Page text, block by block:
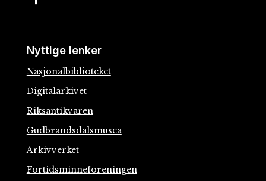
Nyttige lenker
Nasjonalbiblioteket
Digitalarkivet
Riksantikvaren
Gudbrandsdalsmusea
Arkivverket
Fortidsminneforeningen